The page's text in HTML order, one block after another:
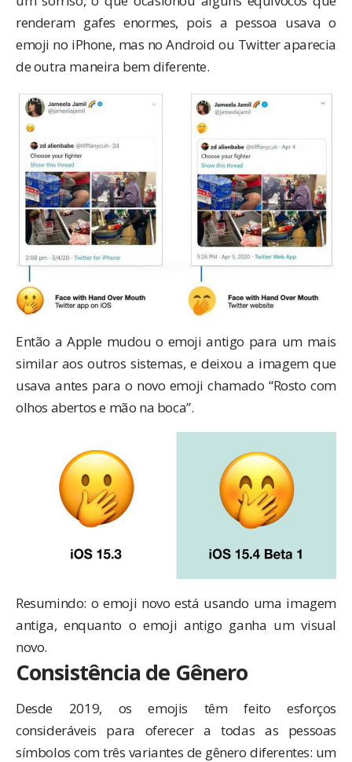
renderam gafes enormes, pois a pessoa usava o
emoji no iPhone, mas no Android ou Twitter aparecia
de outra maneira bem diferente.
Então a Apple mudou o emoji antigo para um mais
similar aos outros sistemas, e deixou a imagem que
usava antes para o novo emoji chamado “Rosto com
olhos abertos e mão na boca”.
Resumindo: o emoji novo está usando uma imagem
antiga, enquanto o emoji antigo ganha um visual
novo.
Consistência de Gênero
Desde 2019, os emojis têm feito esforços
consideráveis ​​para oferecer a todas as pessoas
símbolos com três variantes de gênero diferentes: um